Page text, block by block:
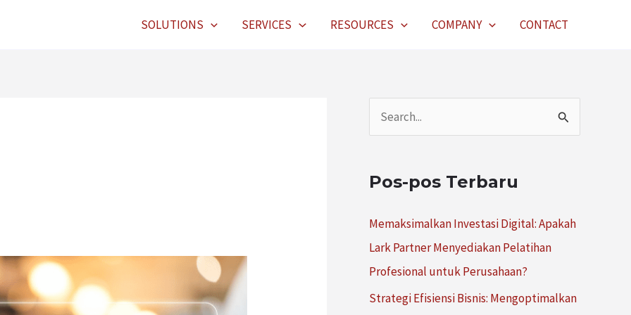
SOLUTIONS SERVICES RESOURCES COMPANY CONTACT
i
u
n
t
Pos-pos Terbaru
Memaksimalkan Investasi Digital: Apakah
Lark Partner Menyediakan Pelatihan
Profesional untuk Perusahaan?
Strategi Efisiensi Bisnis: Mengoptimalkan